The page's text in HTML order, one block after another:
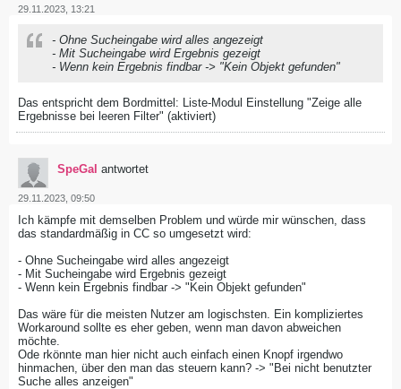
29.11.2023, 13:21
- Ohne Sucheingabe wird alles angezeigt
- Mit Sucheingabe wird Ergebnis gezeigt
- Wenn kein Ergebnis findbar -> "Kein Objekt gefunden"
Das entspricht dem Bordmittel: Liste-Modul Einstellung "Zeige alle
Ergebnisse bei leeren Filter" (aktiviert)
SpeGal antwortet
29.11.2023, 09:50
Ich kämpfe mit demselben Problem und würde mir wünschen, dass
das standardmäßig in CC so umgesetzt wird:
- Ohne Sucheingabe wird alles angezeigt
- Mit Sucheingabe wird Ergebnis gezeigt
- Wenn kein Ergebnis findbar -> "Kein Objekt gefunden"
Das wäre für die meisten Nutzer am logischsten. Ein kompliziertes
Workaround sollte es eher geben, wenn man davon abweichen
möchte.
Ode rkönnte man hier nicht auch einfach einen Knopf irgendwo
hinmachen, über den man das steuern kann? -> "Bei nicht benutzter
Suche alles anzeigen"